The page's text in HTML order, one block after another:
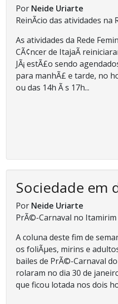
Por Neide Uriarte
ReinÃ­cio das atividades na
As atividades da Rede
CÃ¢ncer de ItajaÃ­
JÃ¡ estÃ£o sendo
para manhÃ£ e tarde, no
ou das 14h Ã s 17h...
Sociedade em
Por Neide Uriarte
PrÃ©-Carnaval no Itamirim
A coluna deste fim de
os foliÃµes, mirins e
bailes de PrÃ©-Carnaval
rolaram no dia 30 de
que ficou lotada nos dois